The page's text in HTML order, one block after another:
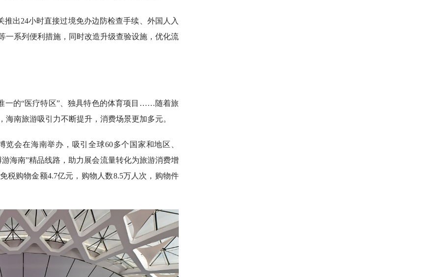
出24小时直接过境免办边防检查手续、外国人入
一系列便利措施，同时改造升级查验设施，优化流
一的“医疗特区”、独具特色的体育项目……随着旅
南旅游吸引力不断提升，消费场景更加多元。
会在海南举办，吸引全球60多个国家和地区、
海南”精品线路，助力展会流量转化为旅游消费增
税购物金额4.7亿元，购物人数8.5万人次，购物件